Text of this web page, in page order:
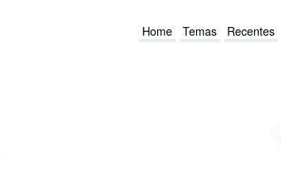
Home Temas Recentes